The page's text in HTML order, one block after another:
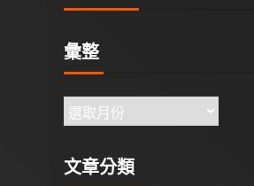
彙整
文章分類